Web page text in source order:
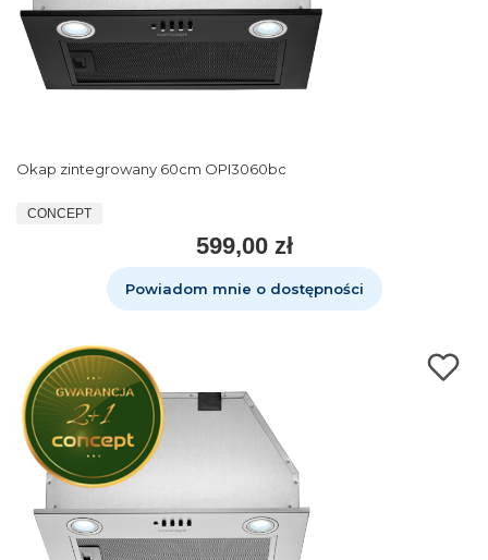
Okap zintegrowany 60cm OPI3060bc
CONCEPT
599,00 zł
Powiadom mnie o dostępności